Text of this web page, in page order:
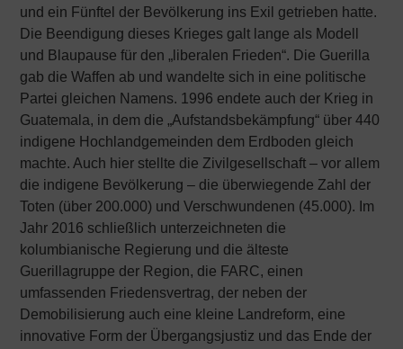
und ein Fünftel der Bevölkerung ins Exil getrieben hatte.
Die Beendigung dieses Krieges galt lange als Modell
und Blaupause für den „liberalen Frieden“. Die Guerilla
gab die Waffen ab und wandelte sich in eine politische
Partei gleichen Namens. 1996 endete auch der Krieg in
Guatemala, in dem die „Aufstandsbekämpfung“ über 440
indigene Hochlandgemeinden dem Erdboden gleich
machte. Auch hier stellte die Zivilgesellschaft – vor allem
die indigene Bevölkerung – die überwiegende Zahl der
Toten (über 200.000) und Verschwundenen (45.000). Im
Jahr 2016 schließlich unterzeichneten die
kolumbianische Regierung und die älteste
Guerillagruppe der Region, die FARC, einen
umfassenden Friedensvertrag, der neben der
Demobilisierung auch eine kleine Landreform, eine
innovative Form der Übergangsjustiz und das Ende der